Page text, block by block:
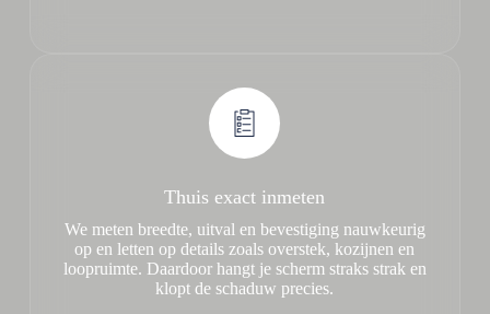
Thuis exact inmeten
We meten breedte, uitval en bevestiging nauwkeurig
op en letten op details zoals overstek, kozijnen en
loopruimte. Daardoor hangt je scherm straks strak en
klopt de schaduw precies.